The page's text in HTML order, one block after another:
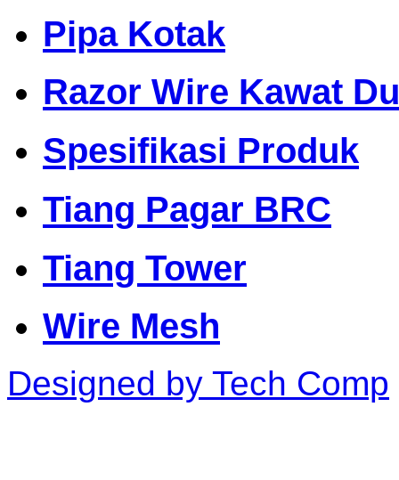
Pipa Kotak
Razor Wire Kawat
Spesifikasi Produk
Tiang Pagar BRC
Tiang Tower
Wire Mesh
Designed by Tech Comp